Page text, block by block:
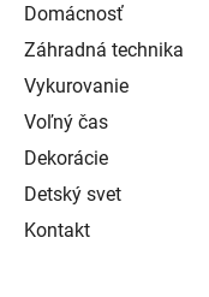
Domácnosť
Záhradná technika
Vykurovanie
Voľný čas
Dekorácie
Detský svet
Kontakt